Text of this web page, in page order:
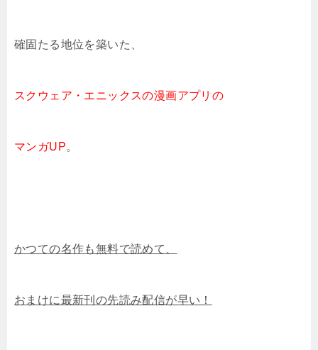
確固たる地位を築いた、
スクウェア・エニックスの漫画アプリの
マンガUP。
かつての名作も無料で読めて、
おまけに最新刊の先読み配信が早い！